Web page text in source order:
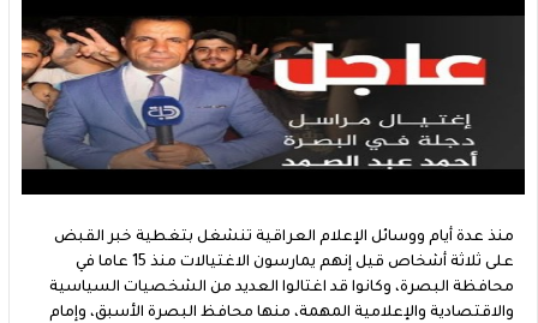
منذ عدة أيام ووسائل الإعلام العراقية تنشغل بتغطية خبر القبض
على ثلاثة أشخاص قيل إنهم يمارسون الاغتيالات منذ 15 عاما في
محافظة البصرة، وكانوا قد اغتالوا العديد من الشخصيات السياسية
والاقتصادية والإعلامية المهمة، منها محافظ البصرة الأسبق، وإمام